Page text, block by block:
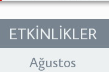
ETKİNLİKLER
Ağustos